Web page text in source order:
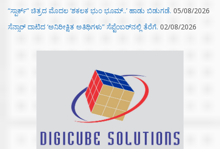
“ಸ್ಪಾರ್ಕ್” ಚಿತ್ರದ ಮೊದಲ‌ ‘ಶಕಲಕ ಭುಂ‌ ಭೂಮ್..’ ಹಾಡು ಬಿಡುಗಡೆ. 05/08/2026
ಸೆನ್ಸಾರ್ ದಾಟಿದ ‘ಅನಿರೀಕ್ಷಿತ ಅತಿಥಿಗಳು” ಸೆಪ್ಟೆಂಬರ್‌ನಲ್ಲಿ ತೆರೆಗೆ. 02/08/2026